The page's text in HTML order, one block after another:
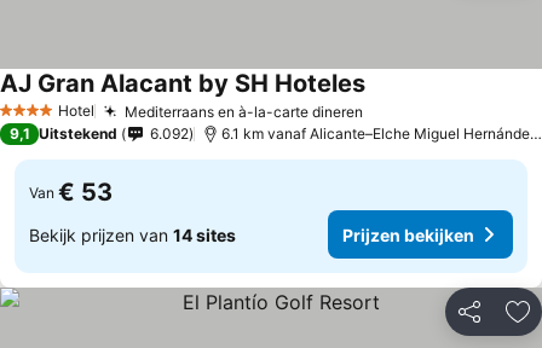
4 SterrenHotel Mediterraans en à-la-carte dineren
AJ Gran Alacant by SH Hoteles
9,1 Uitstekend 6.092 6.1 km vanaf Alicante–Elche Miguel Hernández Airport
Van € 53
Bekijk prijzen van 14 sites Prijzen bekijken
Delen